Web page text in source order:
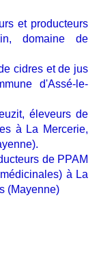
et producteurs
domaine de
cidres et de jus
d'Assé-le-
éleveurs de
à La Mercerie,
de PPAM
à La
(Mayenne)